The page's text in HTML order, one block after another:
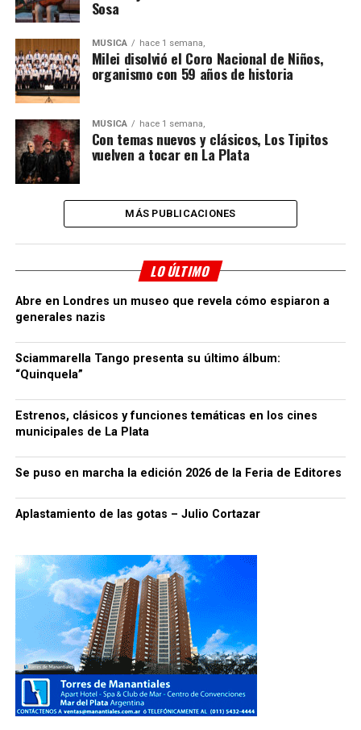
Sosa
MÚSICA hace 1 semana,
Milei disolvió el Coro Nacional de Niños,
organismo con 59 años de historia
MÚSICA hace 1 semana,
Con temas nuevos y clásicos, Los Tipitos
vuelven a tocar en La Plata
MÁS PUBLICACIONES
LO ÚLTIMO
Abre en Londres un museo que revela cómo espiaron a
generales nazis
Sciammarella Tango presenta su último álbum:
“Quinquela”
Estrenos, clásicos y funciones temáticas en los cines
municipales de La Plata
Se puso en marcha la edición 2026 de la Feria de Editores
Aplastamiento de las gotas – Julio Cortazar